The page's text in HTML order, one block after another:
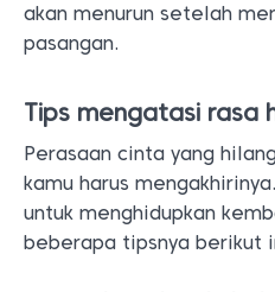
akan menurun setelah
pasangan.
Tips mengatasi rasa
Perasaan cinta yang
kamu harus
untuk menghidupkan
beberapa tipsnya berikut